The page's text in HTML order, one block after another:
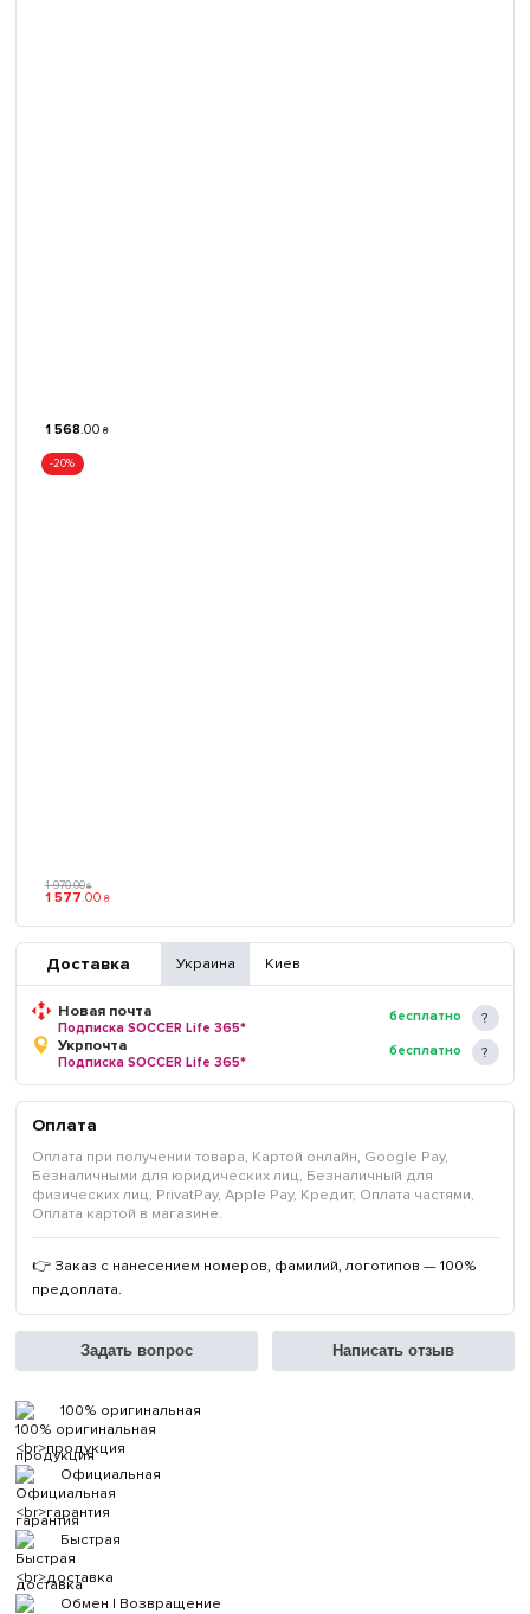
1 568.00 ₴
-20%
1 970.00 ₴
1 577.00 ₴
Доставка Украина Киев
Новая почта
Подписка SOCCER Life 365*
бесплатно
Укрпочта
Подписка SOCCER Life 365*
бесплатно
Оплата
Оплата при получении товара, Картой онлайн, Google Pay,
Безналичными для юридических лиц, Безналичный для
физических лиц, PrivatPay, Apple Pay, Кредит, Оплата частями,
Оплата картой в магазине.
👉 Заказ с нанесением номеров, фамилий, логотипов — 100%
предоплата.
Задать вопрос Написать отзыв
100% оригинальная
продукция
Официальная
гарантия
Быстрая
доставка
Обмен | Возвращение